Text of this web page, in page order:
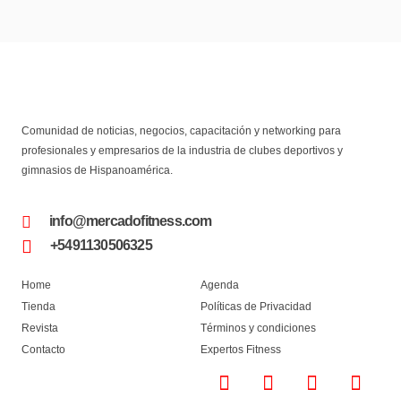
Comunidad de noticias, negocios, capacitación y networking para
profesionales y empresarios de la industria de clubes deportivos y
gimnasios de Hispanoamérica.
info@mercadofitness.com
+5491130506325
Home
Tienda
Revista
Contacto
Agenda
Políticas de Privacidad
Términos y condiciones
Expertos Fitness